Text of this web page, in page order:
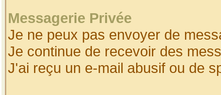
Messagerie Privée
Je ne peux pas envoyer de
Je continue de recevoir des
J'ai reçu un e-mail abusif ou de